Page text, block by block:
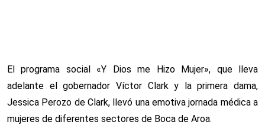
El programa social «Y Dios me Hizo Mujer», que lleva
adelante el gobernador Víctor Clark y la primera dama,
Jessica Perozo de Clark, llevó una emotiva jornada médica a
mujeres de diferentes sectores de Boca de Aroa.